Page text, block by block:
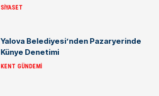
SIYASET
Yalova Belediyesi’nden Pazaryerinde
Künye Denetimi
KENT GÜNDEMI